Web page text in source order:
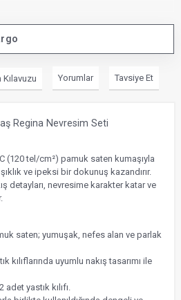
Kılavuzu Yorumlar Tavsiye Et
Regina Nevresim Seti
(120 tel/cm²) pamuk saten kumaşıyla
ve ipeksi bir dokunuş kazandırır.
detayları, nevresime karakter katar ve
saten; yumuşak, nefes alan ve parlak
kılıflarında uyumlu nakış tasarımı ile
yastık kılıfı.